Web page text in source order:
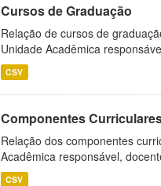
Cursos de Graduação
Relação de cursos de
Unidade Acadêmica
CSV
Componentes
Relação dos componentes
Acadêmica responsável,
CSV